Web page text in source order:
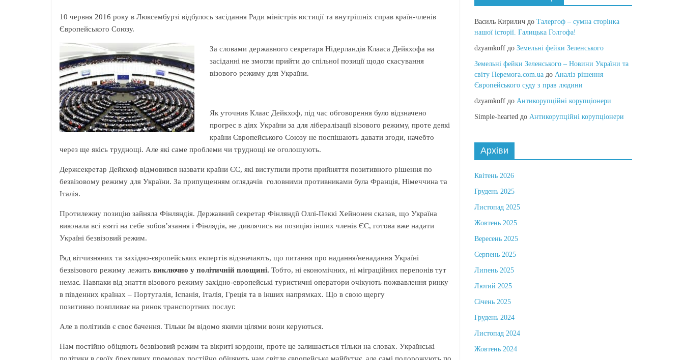
10 червня 2016 року в Люксембурзі відбулось засідання Ради міністрів юстиції та внутрішніх справ країн-членів
Європейського Союзу.
За словами державного секретаря Нідерландів Клааса Дейкхофа на
засіданні не змогли прийти до спільної позиції щодо скасування
візового режиму для України.
Як уточнив Клаас Дейкхоф, під час обговорення було відзначено
прогрес в діях України за для лібералізації візового режиму, проте деякі
країни Європейського Союзу не поспішають давати згоди, начебто
через ще якісь труднощі. Але які саме проблеми чи труднощі не оголошують.
Держсекретар Дейкхоф відмовився назвати країни ЄС, які виступили проти прийняття позитивного рішення по
безвізовому режиму для України. За припущенням оглядачів головними противниками була Франція, Німеччина та
Італія.
Протилежну позицію зайняла Фінляндія. Державний секретар Фінляндії Оллі-Пеккі Хейнонен сказав, що Україна
виконала всі взяті на себе зобов’язання і Фінлядія, не дивлячись на позицію інших членів ЄС, готова вже надати
Україні безвізовий режим.
Ряд вітчизняних та західно-європейських екпертів відзначають, що питання про надання/ненадання Україні
безвізового режиму лежить виключно у політичній площині. Тобто, ні економічних, ні міграційних перепонів тут
немає. Навпаки від знаття візового режиму західно-европейські туристичні оператори очікують пожвавлення ринку
в південних країнах – Португалія, Іспанія, Італія, Греція та в інших напрямках. Що в свою щергу
позитивно повпливає на ринок транспортних послуг.
Але в політиків є своє бачення. Тільки їм відомо якими цілями вони керуються.
Нам постійно обіцяють безвізовий режим та вікриті кордони, проте це залишається тільки на словах. Українські
Василь Кирилич до Талергоф – сумна сторінка
нашої історії. Галицька Голгофа!
dzyamkoff до Земельні фейки Зеленського
Земельні фейки Зеленського – Новини України та
світу Перемога.com.ua до Аналіз рішення
Європейського суду з прав людини
dzyamkoff до Антикорупційні корупціонери
Simple-hearted до Антикорупційні корупціонери
Архіви
Квітень 2026
Грудень 2025
Листопад 2025
Жовтень 2025
Вересень 2025
Серпень 2025
Липень 2025
Лютий 2025
Січень 2025
Грудень 2024
Листопад 2024
Жовтень 2024